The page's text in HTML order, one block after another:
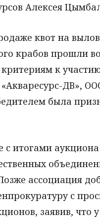
Алексея
квот на
крабов прошли
к
ДВ»,
была
с итогами
ассоциация
с
заявив, что у